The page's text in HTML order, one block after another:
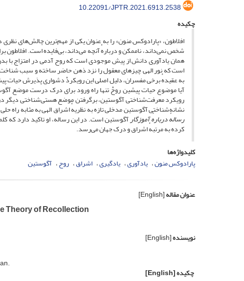
10.22091/JPTR.2021.6913.2538
چکیده
افلاطون، «پارادوکس منون» را به عنوان یکی از مهم‌ترین چالش‌های
شخص نمی‌داند، ناممکن و دربارهٔ آنچه می‌داند، بی‌فایده است. افلاطون
همان یادآوری دانش از پیش موجودی است که روح آدمی در امتزاج با
است که نور الهی چیزهای معقول را نزد ذهن حاضر ساخته و سبب شناخت
به عقیدهٔ برخی مفسران، دلیل اصلی این رویکردْ دشواری پذیرش
آیا موضوع حیات پیشین روحْ تنها راه ورود برای درک درست موضع
رویکرد معرفت‌شناختی آگوستین، برگرفتن موضع هستی‌شناختی دیگر
نشانه‌شناختی آگوستین مدخلی تازه به نظریهٔ اشراق الهی به مثابه راه
رسالهٔ دربارهٔ آموزگارآگوستین است. در این رساله، او تاکید دارد که
کرده به مرتبهٔ اشراق و درک جهان می‌رسد.
کلیدواژه‌ها
پارادوکس منون یادآوری یادگیری اشراق روح آگوستین
عنوان مقاله[English]
Theory of Recollection
نویسنده[English]
چکیده[English]